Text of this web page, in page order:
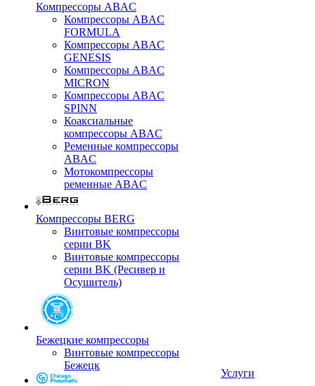
Компрессоры ABAC
Компрессоры ABAC
FORMULA
Компрессоры ABAC
GENESIS
Компрессоры ABAC
MICRON
Компрессоры ABAC
SPINN
Коаксиальные
компрессоры ABAC
Ременные компрессоры
ABAC
Мотокомпрессоры
ременные ABAC
Компрессоры BERG
Винтовые компрессоры
серии BK
Винтовые компрессоры
серии BK (Ресивер и
Осушитель)
Бежецкие компрессоры
Винтовые компрессоры
Бежецк
Услуги